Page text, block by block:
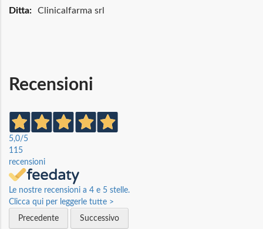
MaggioriClinicalfarma srl
Recensioni
5,0/5
115
recensioni
Le nostre recensioni a 4 e 5 stelle.
Clicca qui per leggerle tutte >
Precedente
Successivo